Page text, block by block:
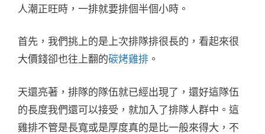
人潮正旺時，一排就要排個半個小時。
首先，我們挑上的是上次排隊排很長的，看起來很
大價錢卻也往上翻的碳烤雞排 。
天還亮著，排隊的隊伍就已經出現了，還好這隊伍
的長度我們還可以接受，就加入了排隊人群中。這
雞排不管是長寬或是厚度真的是比一般來得大，不